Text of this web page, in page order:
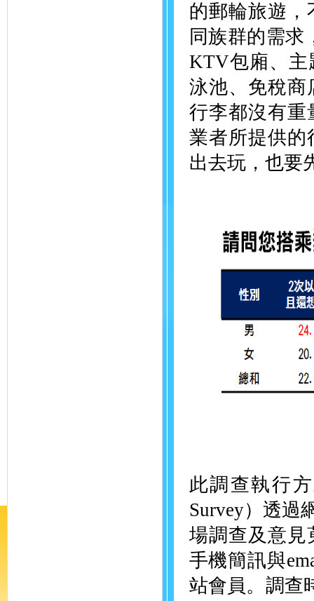
的郵輪旅遊
同族群的需求
KTV包廂、主
泳池、免稅商
行李都沒有重
業者所提供的
出去玩，也要
此調查執行
Survey）透過
場調查及意見
手機簡訊與
站會員。調查